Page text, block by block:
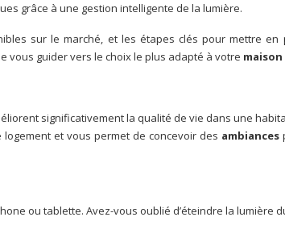
grâce à une gestion intelligente de la lumière.
sur le marché, et les étapes clés pour mettre en
vous guider vers le choix le plus adapté à votre
significativement la qualité de vie dans une
logement et vous permet de concevoir des ambiances
ou tablette. Avez-vous oublié d’éteindre la lumière